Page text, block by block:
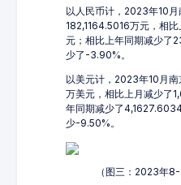
以人民币计，2023年10月
182,1164.5016万元，相
元；相比上年同期减少了
少了-3.90%。
以美元计，2023年10月
万美元，相比上月减少了
年同期减少了
少-9.50%。
（图三：2023年